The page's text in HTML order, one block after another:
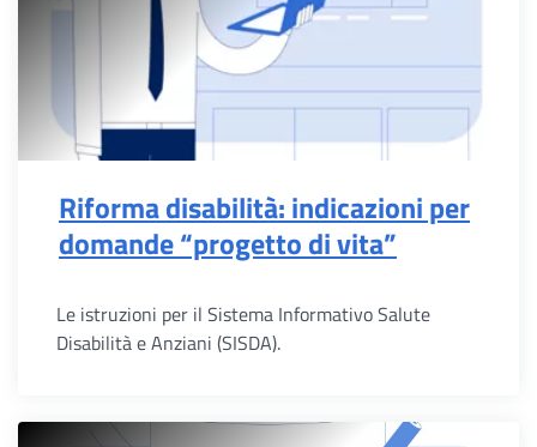
Riforma disabilità: indicazioni per
domande “progetto di vita”
Le istruzioni per il Sistema Informativo Salute
Disabilità e Anziani (SISDA).